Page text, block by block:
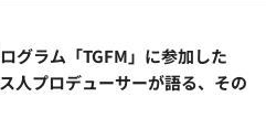
グラム「TGFM」に参加した
人プロデューサーが語る、その